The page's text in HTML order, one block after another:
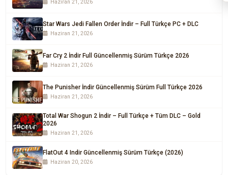
Haziran 21, 2026
Star Wars Jedi Fallen Order İndir – Full Türkçe PC + DLC
Haziran 21, 2026
Far Cry 2 İndir Full Güncellenmiş Sürüm Türkçe 2026
Haziran 21, 2026
The Punisher İndir Güncellenmiş Sürüm Full Türkçe 2026
Haziran 21, 2026
Total War Shogun 2 İndir – Full Türkçe + Tüm DLC – Gold
2026
Haziran 21, 2026
FlatOut 4 Indir Güncellenmiş Sürüm Türkçe (2026)
Haziran 20, 2026